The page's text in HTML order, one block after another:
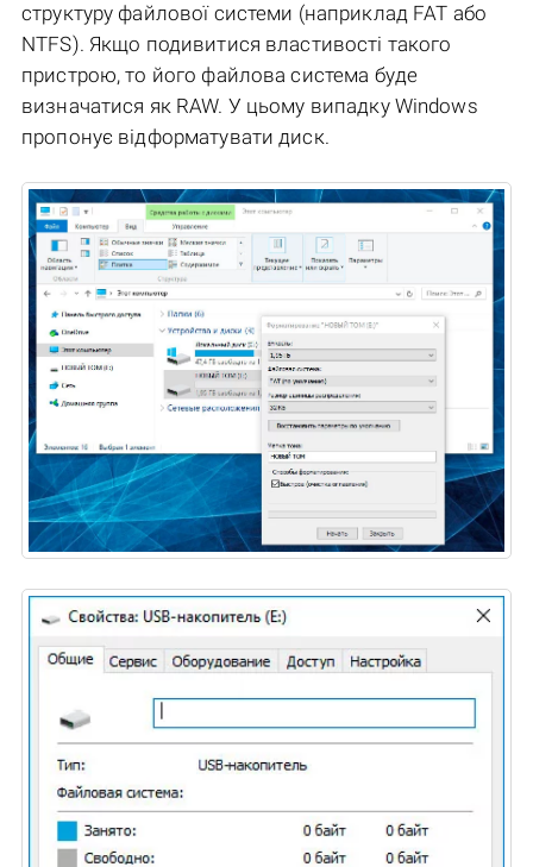
структуру файлової системи (наприклад FAT або
NTFS). Якщо подивитися властивості такого
пристрою, то його файлова система буде
визначатися як RAW. У цьому випадку Windows
пропонує відформатувати диск.